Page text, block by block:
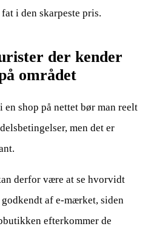
i den skarpeste pris.
der kender
området
shop på nettet bør man reelt
men det er
derfor være at se hvorvidt
af e-mærket, siden
efterkommer de